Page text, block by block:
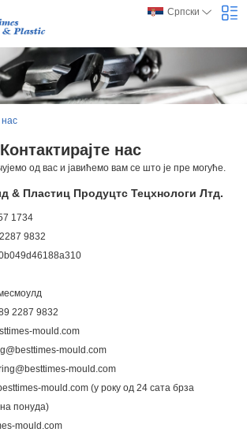
Српски
нас
Контактирајте нас
од вас и јавићемо вам се што је пре могуће.
& Пластиц Продуцтс Тецхнологи Лтд.
1734
9832
2287 9832
mould.com
mould.com
mould.com
mould.com (у року од 24 сата брза
понуда)
mould.com